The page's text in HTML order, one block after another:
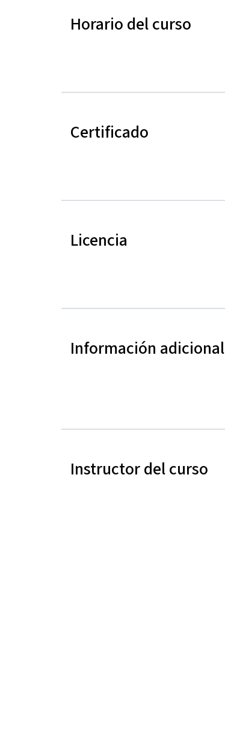
Horario del curso
Certificado
Licencia
Información adicional
Instructor del curso